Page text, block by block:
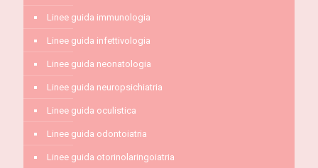
Linee guida immunologia
Linee guida infettivologia
Linee guida neonatologia
Linee guida neuropsichiatria
Linee guida oculistica
Linee guida odontoiatria
Linee guida otorinolaringoiatria